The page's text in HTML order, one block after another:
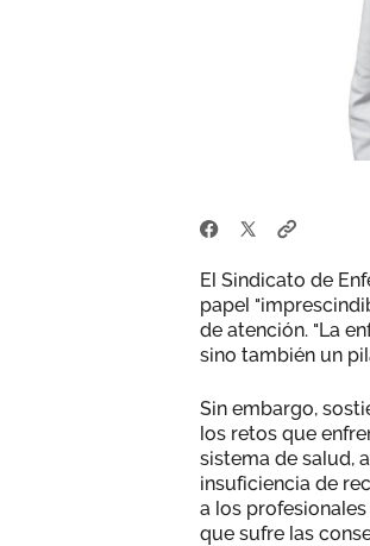
El Sindicato de
papel
de atención. "La
sino también un
Sin embargo,
los retos que
sistema de salud,
insuficiencia de
a los
que sufre las